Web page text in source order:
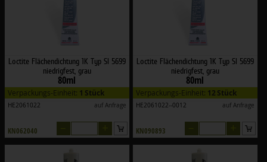
Loctite Flächendichtung 1K Typ SI 5699
niedrigfest, grau
80ml
Verpackungs-Einheit: 1 Stück
HE2061022 auf Anfrage
KN062040
Loctite Flächendichtung 1K Typ SI 5699
niedrigfest, grau
80ml
Verpackungs-Einheit: 12 Stück
HE2061022--0012 auf Anfrage
KN090893